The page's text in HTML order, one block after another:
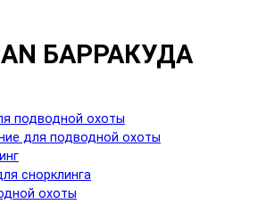
БАРРАКУДА
подводной охоты
для подводной охоты
снорклинга
охоты